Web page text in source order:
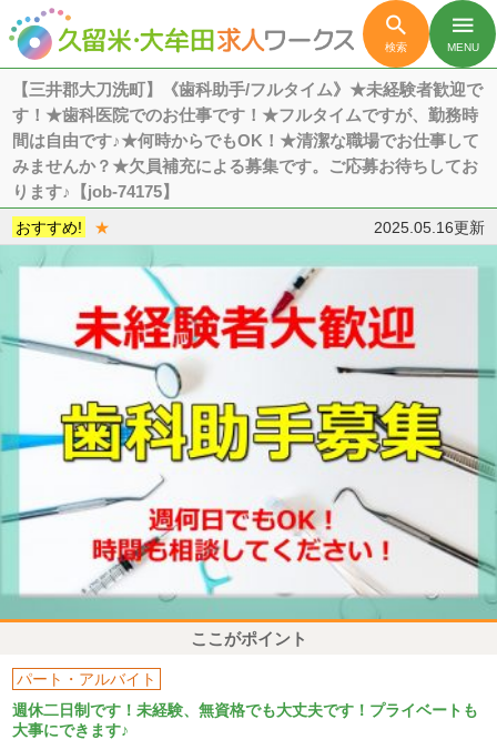

検索
menu
MENU
【三井郡大刀洗町】《歯科助手/フルタイム》★未経験者歓迎で
す！★歯科医院でのお仕事です！★フルタイムですが、勤務時
間は自由です♪★何時からでもOK！★清潔な職場でお仕事して
みませんか？★欠員補充による募集です。ご応募お待ちしてお
ります♪【job-74175】
おすすめ! ★ 2025.05.16更新
ここがポイント
パート・アルバイト
週休二日制です！未経験、無資格でも大丈夫です！プライベートも
大事にできます♪